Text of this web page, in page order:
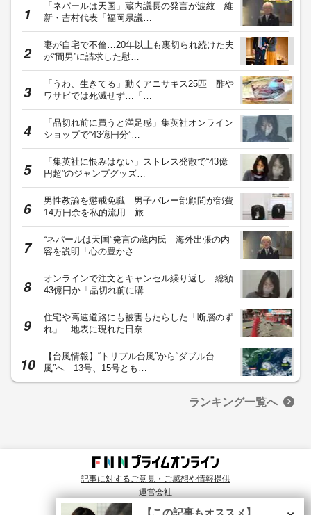
「ネパールは天国」蔵内議長の発言が波紋 維
新・吉村代表「福岡県議…
妻が自宅で不倫…20年以上も裏切られ続けた夫
が“間男”に請求した慰…
「うわ、生きてる」動くアニサキス25匹 酢や
ワサビでは死滅せず…「…
「品切れ前に買うと満足感」集英社オンライン
ショップで“43億円分”…
「集英社に恨みはない」ストレス発散で“43億
円超”のジャンプグッズ…
男性教諭を懲戒免職 男子バレー部顧問が部費
14万円余を私的流用…旅…
“ネパールは天国”発言の蔵内氏 海外出張の内
容を説明「心の豊かさ…
オンラインで注文とキャンセル繰り返し 総額
43億円か「品切れ前に購…
住宅や高速道路にも被害もたらした「断層のず
れ」 地表に現れた日奈…
【台風情報】“トリプル台風”から“ダブル台
風”へ 13号、15号とも…
ランキング一覧へ
記事に対するご意見・ご感想や情報提供
運営会社
© Fuji News Network, Inc. All rights reserved.
【この記事もオススメ】